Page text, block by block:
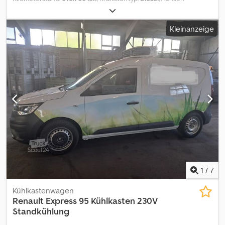
Schaltpunktanzeige, Schiebetür für Lade-/Fahrgastraum rechts,
Schmutzfänger vorn, Seitenschutzleisten, Sitzbezug / Polsterung:
Stoff, Sitze im Fahrerhaus: Fahrersitz höhenverstellbar,
Tagfahrlicht LED, Verzurrösen im Laderaumboden,
Wärmeschutzverglasung, zulässiges Gesamtgewicht 3,50 t.
Diesel
Fahrerhaus, Anzahl der Sitzplätze:3, Baujahr:2006, Ausstattung:
Kran , RENAULT D220 4x2 – Baujahr 2006 DIESEL/ Euro 3
Kilometerstand: 615.700 Schaltgetriebe/ Hubraum: 6174/ kW: 158
Gesamtgewicht: 180 q Nutzlast: 8.750 kg/ Radstand: 5.400 mm
Ausstattung: - Klimaanlage Aufbau: Crjdszrxhujpfx Anqof -
Festaufbau, Maße: 6460 x 2550 x H Ladefläche 1250 mm -
Ladekran BONFIGLIOLI P15000/L 3SI * 4 hydraulische
Abstützbeine * Funkfernbedienung
Kleinanzeige
1 / 7
Kühlkastenwagen
Renault Express 95 Kühlkasten 230V
Standkühlung